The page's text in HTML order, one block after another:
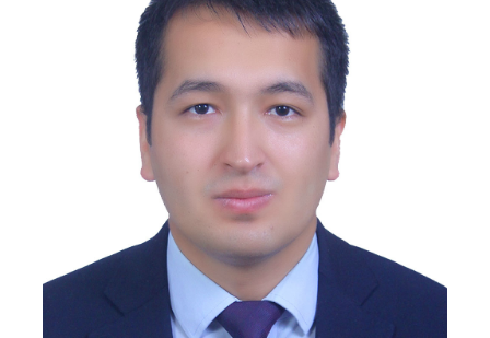
Выберите тему — затем появятся
конкретные вопросы:
1. Документы (бакалавр) (5)
6. Онлайн-заявки (15) 7. Колл-центр (4)
✉️ Написать администратору